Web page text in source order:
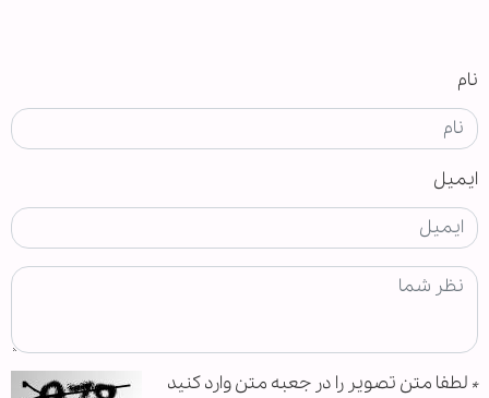
نام
ایمیل
* لطفا متن تصویر را در جعبه متن وارد کنید